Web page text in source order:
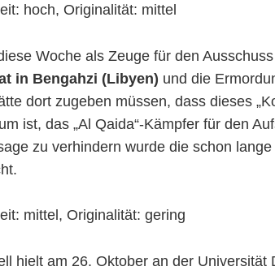
hoch, Originalität: mittel
Woche als Zeuge für den
in Bengahzi (Libyen) und die
dort zugeben müssen, dass dieses
ist, das „Al Qaida“-Kämpfer für den
zu verhindern wurde die schon
mittel, Originalität: gering
hielt am 26. Oktober an der Universität